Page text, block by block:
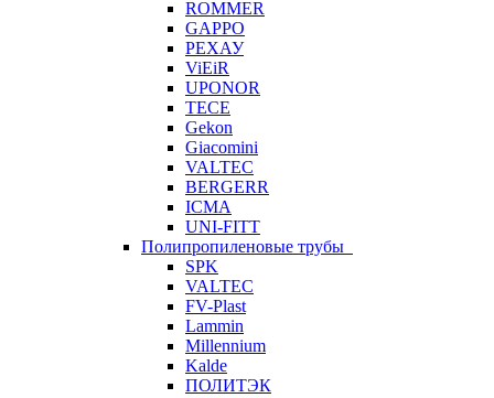
ROMMER
GAPPO
РЕХАУ
ViEiR
UPONOR
TECE
Gekon
Giacomini
VALTEC
BERGERR
ICMA
UNI-FITT
Полипропиленовые трубы
SPK
VALTEC
FV-Plast
Lammin
Millennium
Kalde
ПОЛИТЭК